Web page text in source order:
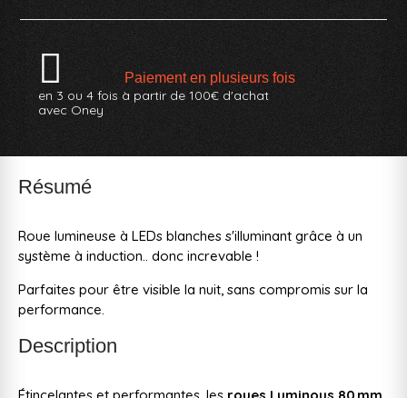
Paiement en plusieurs fois
en 3 ou 4 fois à partir de 100€ d'achat
avec Oney
Résumé
Roue lumineuse à LEDs blanches s'illuminant grâce à un
système à induction.. donc increvable !
Parfaites pour être visible la nuit, sans compromis sur la
performance.
Description